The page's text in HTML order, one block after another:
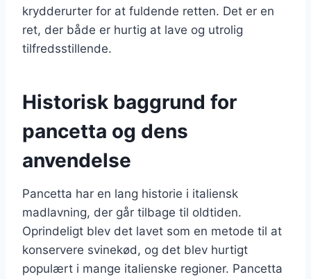
krydderurter for at fuldende retten. Det er en
ret, der både er hurtig at lave og utrolig
tilfredsstillende.
Historisk baggrund for
pancetta og dens
anvendelse
Pancetta har en lang historie i italiensk
madlavning, der går tilbage til oldtiden.
Oprindeligt blev det lavet som en metode til at
konservere svinekød, og det blev hurtigt
populært i mange italienske regioner. Pancetta